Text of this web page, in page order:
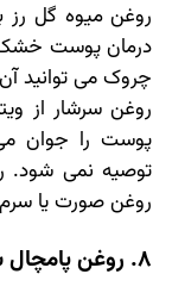
روغن میوه گل
درمان پوست
چروک می توانید
روغن سرشار از
پوست را جوان
توصیه نمی شود.
روغن صورت یا
8. روغن پامچال شب